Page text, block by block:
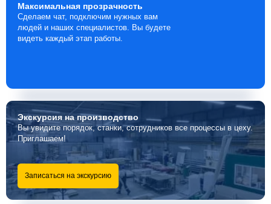
Максимальная прозрачность
Сделаем чат, подключим нужных вам
людей и наших специалистов. Вы будете
видеть каждый этап работы.
Экскурсияна производство
Вы увидите порядок, станки, сотрудников все процессы в цеху.
Приглашаем!
Записаться на экскурсию